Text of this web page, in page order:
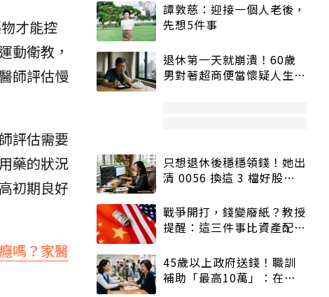
才能控
動衛教，
師評估慢
評估需要
藥的狀況
初期良好
嗎？家醫
譚敦慈：迎接一個人老後，
先想5件事
退休第一天就崩潰！60歲
男對著超商便當懷疑人生
只想退休後穩穩領錢！她出
清 0056 換這 3 檔好股：
戰爭開打，錢變廢紙？教授
提醒：這三件事比資產配置
45歲以上政府送錢！職訓
補助「最高10萬」：在